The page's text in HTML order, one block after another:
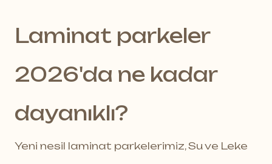
Laminat parkeler
2026'da ne kadar
dayanıklı?
Yeni nesil laminat parkelerimiz, Su ve Leke